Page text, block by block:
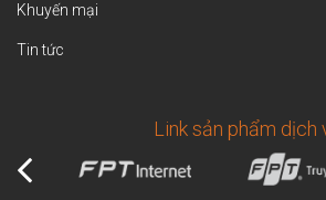
Khuyến mại
Tin tức
Link sản phẩm dịch